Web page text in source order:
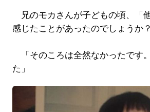
兄のモカさんが子どもの頃、「
感じたことがあったのでしょうか？
「そのころは全然なかったです
た」